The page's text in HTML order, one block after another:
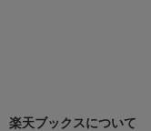
楽天ブックスについて